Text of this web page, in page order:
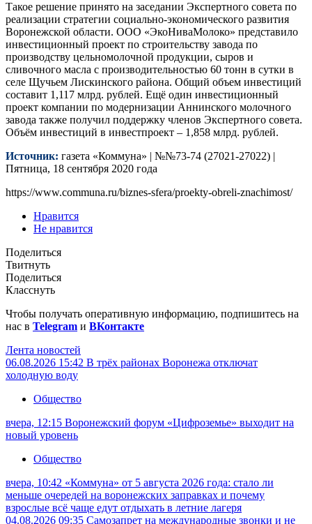
Такое решение принято на заседании Экспертного совета по
реализации стратегии социально-экономического развития
Воронежской области. ООО «ЭкоНиваМолоко» представило
инвестиционный проект по строительству завода по
производству цельномолочной продукции, сыров и
сливочного масла с производительностью 60 тонн в сутки в
селе Щучьем Лискинского района. Общий объем инвестиций
составит 1,117 млрд. рублей. Ещё один инвестиционный
проект компании по модернизации Аннинского молочного
завода также получил поддержку членов Экспертного совета.
Объём инвестиций в инвестпроект – 1,858 млрд. рублей.
Источник: газета «Коммуна» | №№73-74 (27021-27022) |
Пятница, 18 сентября 2020 года
https://www.communa.ru/biznes-sfera/proekty-obreli-znachimost/
Нравится
Не нравится
Поделиться
Твитнуть
Поделиться
Класснуть
Чтобы получать оперативную информацию, подпишитесь на
нас в Telegram и ВКонтакте
Лента новостей
06.08.2026 15:42 В трёх районах Воронежа отключат
холодную воду
Общество
вчера, 12:15 Воронежский форум «Цифроземье» выходит на
новый уровень
Общество
вчера, 10:42 «Коммуна» от 5 августа 2026 года: стало ли
меньше очередей на воронежских заправках и почему
взрослые всё чаще едут отдыхать в летние лагеря
04.08.2026 09:35 Самозапрет на международные звонки и не